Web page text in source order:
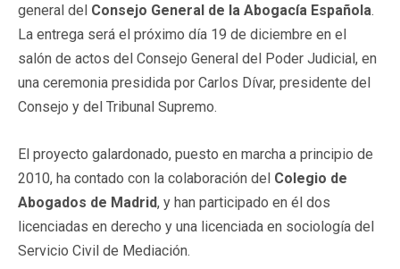
general del Consejo General de la Abogacía Española.
La entrega será el próximo día 19 de diciembre en el
salón de actos del Consejo General del Poder Judicial, en
una ceremonia presidida por Carlos Dívar, presidente del
Consejo y del Tribunal Supremo.
El proyecto galardonado, puesto en marcha a principio de
2010, ha contado con la colaboración del Colegio de
Abogados de Madrid, y han participado en él dos
licenciadas en derecho y una licenciada en sociología del
Servicio Civil de Mediación.